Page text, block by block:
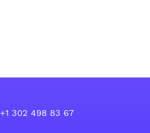
+1 302 498 83 67